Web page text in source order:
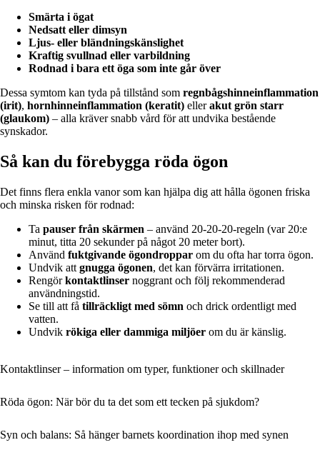
Smärta i ögat
Nedsatt eller dimsyn
Ljus- eller bländningskänslighet
Kraftig svullnad eller varbildning
Rodnad i bara ett öga som inte går över
Dessa symtom kan tyda på tillstånd som regnbågshinneinflammation
(irit), hornhinneinflammation (keratit) ellerakut grön starr
(glaukom) – alla kräver snabb vård för att undvika bestående
synskador.
Så kan du förebygga röda ögon
Det finns flera enkla vanor som kan hjälpa dig att hålla ögonen friska
och minska risken för rodnad:
Ta pauser från skärmen – använd 20-20-20-regeln (var 20:e
minut, titta 20 sekunder på något 20 meter bort).
Använd fuktgivande ögondroppar om du ofta har torra ögon.
Undvik att gnugga ögonen, det kan förvärra irritationen.
Rengörkontaktlinser noggrant och följ rekommenderad
användningstid.
Se till att få tillräckligt med sömn och drick ordentligt med
vatten.
Undvik rökiga eller dammiga miljöer om du är känslig.
Kontaktlinser – information om typer, funktioner och skillnader
Röda ögon: När bör du ta det som ett tecken på sjukdom?
Syn och balans: Så hänger barnets koordination ihop med synen